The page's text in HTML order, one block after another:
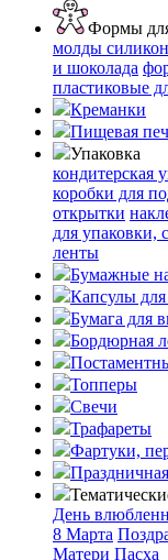
Формы
молды
и шоколада
пластиковые
Креманки
Пищевая
Упаковка
кондитерская
коробки для
открытки
для упаковки,
ленты
Бумажные
Капсулы для
Бумага для
Бордюрная
Топперы
Свечи
Трафареты
Фартуки,
День
8 Марта
Матери Пасха